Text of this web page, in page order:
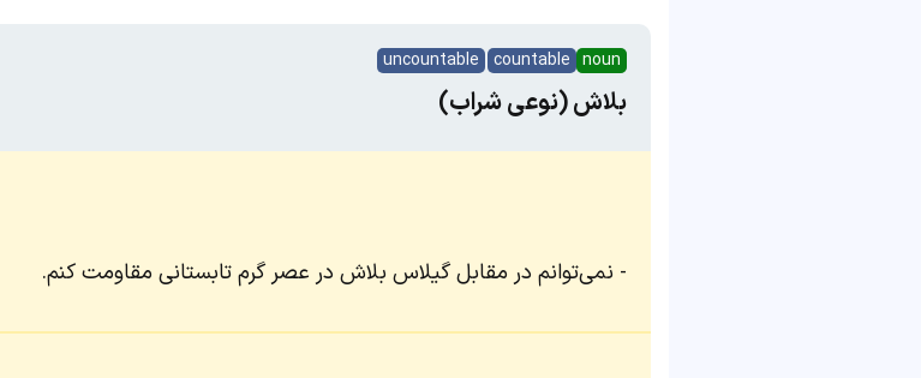
noun
countable
uncountable
بلاش (نوعی شراب)
نمی‌توانم در مقابل گیلاس بلاش در عصر گرم تابستانی مقاومت کنم.